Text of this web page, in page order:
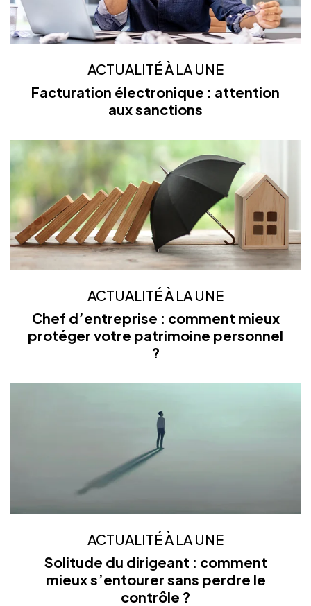
ACTUALITÉ À LA UNE
Facturation électronique : attention
aux sanctions
ACTUALITÉ À LA UNE
Chef d’entreprise : comment mieux
protéger votre patrimoine personnel
?
ACTUALITÉ À LA UNE
Solitude du dirigeant : comment
mieux s’entourer sans perdre le
contrôle ?